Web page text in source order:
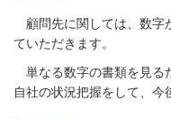
顧問先に関しては、数字
ていただきます。
単なる数字の書類を見る
自社の状況把握をして、今